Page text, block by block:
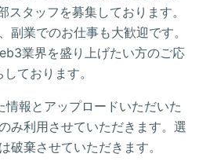
タッフを募集しております。
副業でのお仕事も大歓迎です。
業界を盛り上げたい方のご応
ております。
報とアップロードいただいた
み利用させていただきます。選
破棄させていただきます。